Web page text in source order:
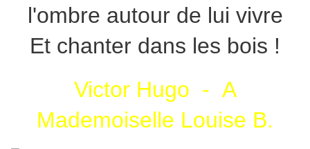
l'ombre autour de lui vivre
Et chanter dans les bois !
Victor Hugo - A
Mademoiselle Louise B.